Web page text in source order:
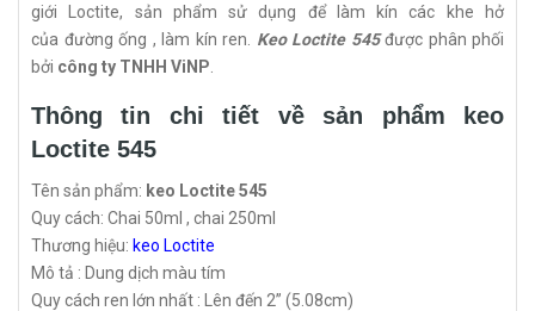
giới Loctite, sản phẩm sử dụng để làm kín các khe hở
của đường ống , làm kín ren. Keo Loctite 545được phân phối
bởi công ty TNHH ViNP
Thông tin chi tiết về sản phẩm keo
Loctite 545
Tên sản phẩm: keo Loctite 545
Quy cách: Chai 50ml , chai 250ml
Thương hiệu: keo Loctite
Mô tả : Dung dịch màu tím
Quy cách ren lớn nhất : Lên đến 2” (5.08cm)